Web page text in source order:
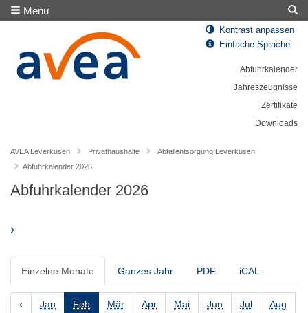
Menü
Kontrast anpassen
Einfache Sprache
Abfuhrkalender
Jahreszeugnisse
Zertifikate
Downloads
AVEA Leverkusen Privathaushalte
Abfallentsorgung Leverkusen
Abfuhrkalender 2026
Abfuhrkalender 2026
›
Einzelne Monate Ganzes Jahr PDF iCAL
‹ Jan Feb Mär Apr Mai Jun Jul Aug